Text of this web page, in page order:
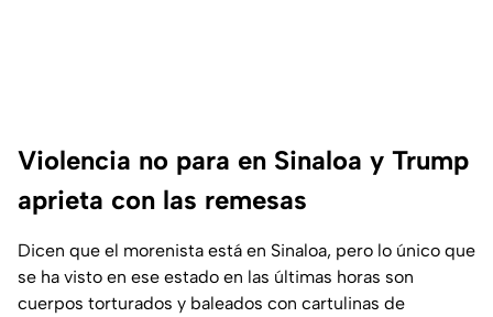
Violencia no para en Sinaloa y Trump
aprieta con las remesas
Dicen que el morenista está en Sinaloa, pero lo único que
se ha visto en ese estado en las últimas horas son
cuerpos torturados y baleados con cartulinas de